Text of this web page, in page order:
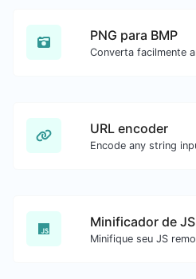
PNG para BMP
URL encoder
Minificador de JS